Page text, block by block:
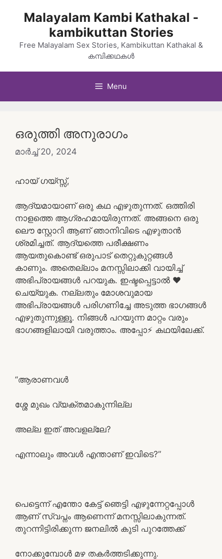
Malayalam Kambi Kathakal -
kambikuttan Stories
Free Malayalam Sex Stories, Kambikuttan Kathakal &
കമ്പിക്കഥകൾ
Menu
ഒരുത്തി അനുരാഗം
മാർച്ച്‌ 20, 2024
ഹായ് ഗയ്സ്സ്,
ആദ്യമായാണ് ഒരു കഥ എഴുതുന്നത്. ഒത്തിരി
നാളത്തെ ആഗ്രഹമായിരുന്നത്. അങ്ങനെ ഒരു
ലൌ സ്റ്റോറി ആണ് ഞാനിവിടെ എഴുതാൻ
ശ്രമിച്ചത്. ആദ്യത്തെ പരീക്ഷണം
ആയതുകൊണ്ട് ഒരുപാട് തെറ്റുകുറ്റങ്ങൾ
കാണും. അതെല്ലാം മനസ്സിലാക്കി വായിച്ച്
അഭിപ്രായങ്ങൾ പറയുക. ഇഷ്ടപ്പെട്ടാൽ ❤️
ചെയ്യുക. നല്ലതും മോശവുമായ
അഭിപ്രായങ്ങൾ പരിഗണിച്ചേ അടുത്ത ഭാഗങ്ങൾ
എഴുതുന്നുള്ളൂ. നിങ്ങൾ പറയുന്ന മാറ്റം വരും
ഭാഗങ്ങളിലായി വരുത്താം. അപ്പോ⚡ കഥയിലേക്ക്.
“ആരാണവൾ
ശ്ശേ മുഖം വ്യക്തമാകുന്നില്ല
അല്ല ഇത് അവളല്ലേ?
എന്നാലും അവൾ എന്താണ് ഇവിടെ?”
പെട്ടെന്ന് എന്തോ കേട്ട് ഞെട്ടി എഴുന്നേറ്റപ്പോൾ
ആണ് സ്വപ്നം ആണെന്ന് മനസ്സിലാകുന്നത്.
തുറന്നിട്ടിരിക്കുന്ന ജനലിൽ കുടി പുറത്തേക്ക്
നോക്കുമ്പോൾ മഴ തകർത്തടിക്കുന്നു.